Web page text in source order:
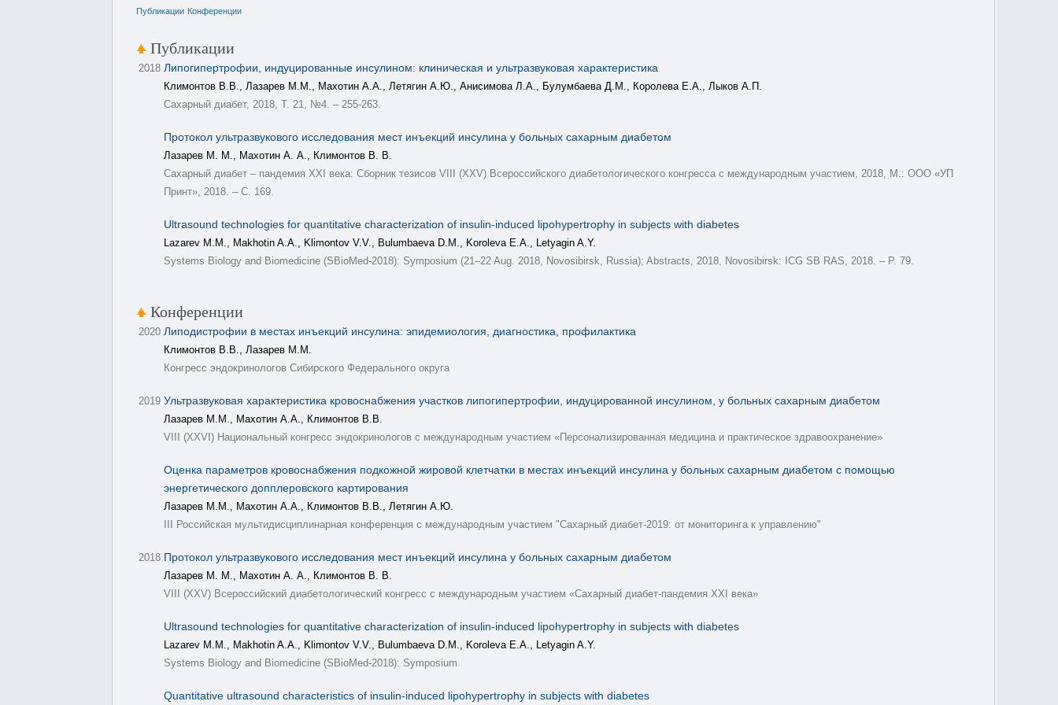
Публикации Конференции
Публикации
2018 Липогипертрофии, индуцированные инсулином: клиническая и ультразвуковая характеристика
Климонтов В.В., Лазарев М.М., Махотин А.А., Летягин А.Ю., Анисимова Л.А., Булумбаева Д.М., Королева Е.А., Лыков А.П.
Сахарный диабет, 2018, T. 21, №4. – 255-263.
Протокол ультразвукового исследования мест инъекций инсулина у больных сахарным диабетом
Лазарев М. М., Махотин А. А., Климонтов В. В.
Сахарный диабет – пандемия XXI века: Сборник тезисов VIII (XXV) Всероссийского диабетологического конгресса с международным участием, 2018, М.: ООО «УП
Принт», 2018. – C. 169.
Ultrasound technologies for quantitative characterization of insulin-induced lipohypertrophy in subjects with diabetes
Lazarev M.M., Makhotin A.A., Klimontov V.V., Bulumbaeva D.M., Koroleva E.A., Letyagin A.Y.
Systems Biology and Biomedicine (SBioMed-2018): Symposium (21–22 Aug. 2018, Novosibirsk, Russia); Abstracts, 2018, Novosibirsk: ICG SB RAS, 2018. – P. 79.
Конференции
2020 Липодистрофии в местах инъекций инсулина: эпидемиология, диагностика, профилактика
Климонтов В.В., Лазарев М.М.
Конгресс эндокринологов Сибирского Федерального округа
2019 Ультразвуковая характеристика кровоснабжения участков липогипертрофии, индуцированной инсулином, у больных сахарным диабетом
Лазарев М.М., Махотин А.А., Климонтов В.В.
VIII (XXVI) Национальный конгресс эндокринологов с международным участием «Персонализированная медицина и практическое здравоохранение»
Оценка параметров кровоснабжения подкожной жировой клетчатки в местах инъекций инсулина у больных сахарным диабетом с помощью
энергетического допплеровского картирования
Лазарев М.М., Махотин А.А., Климонтов В.В., Летягин А.Ю.
III Российская мультидисциплинарная конференция с международным участием "Сахарный диабет-2019: от мониторинга к управлению"
2018 Протокол ультразвукового исследования мест инъекций инсулина у больных сахарным диабетом
Лазарев М. М., Махотин А. А., Климонтов В. В.
VIII (XXV) Всероссийский диабетологический конгресс с международным участием «Сахарный диабет-пандемия XXI века»
Ultrasound technologies for quantitative characterization of insulin-induced lipohypertrophy in subjects with diabetes
Lazarev M.M., Makhotin A.A., Klimontov V.V., Bulumbaeva D.M., Koroleva E.A., Letyagin A.Y.
Systems Biology and Biomedicine (SBioMed-2018): Symposium
Quantitative ultrasound characteristics of insulin-induced lipohypertrophy in subjects with diabetes